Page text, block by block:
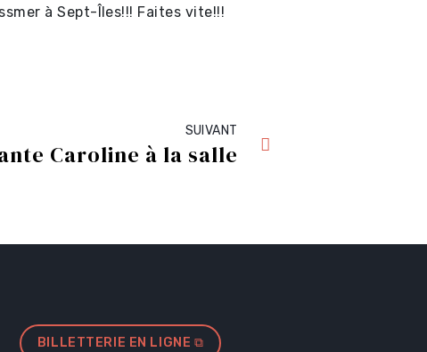
à Sept-Îles!!! Faites vite!!!
SUIVANT
Caroline à la salle
BILLETTERIE EN LIGNE ⧉